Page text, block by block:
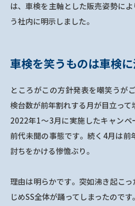
は、車検を主軸とした販売姿勢に
う社内に明示しました。
車検を笑うものは車検に
ところがこの方針発表を嘲笑うが
検台数が前年割れする月が目立って
2022年1～3月に実施したキャンペ
前代未聞の事態です。続く4月は前
討ちをかける惨憺ぶり。
理由は明らかです。突如沸き起こ
じめSS全体が踊ってしまったのです。